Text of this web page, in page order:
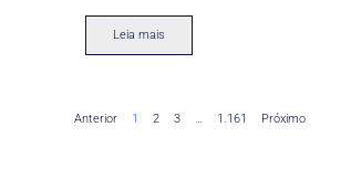
Leia mais
Anterior 1 2 3 … 1.161 Próximo